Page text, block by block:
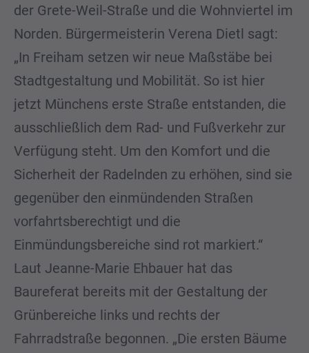
der Grete-Weil-Straße und die Wohnviertel im
Norden. Bürgermeisterin Verena Dietl sagt:
„In Freiham setzen wir neue Maßstäbe bei
Stadtgestaltung und Mobilität. So ist hier
jetzt Münchens erste Straße entstanden, die
ausschließlich dem Rad- und Fußverkehr zur
Verfügung steht. Um den Komfort und die
Sicherheit der Radelnden zu erhöhen, sind sie
gegenüber den einmündenden Straßen
vorfahrtsberechtigt und die
Einmündungsbereiche sind rot markiert.“
Laut Jeanne-Marie Ehbauer hat das
Baureferat bereits mit der Gestaltung der
Grünbereiche links und rechts der
Fahrradstraße begonnen. „Die ersten Bäume